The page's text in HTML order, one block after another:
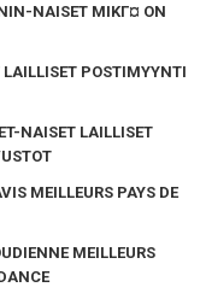
NAISET MIKГ¤ ON
POSTIMYYNTI
NAISET LAILLISET
MEILLEURS PAYS DE
MEILLEURS